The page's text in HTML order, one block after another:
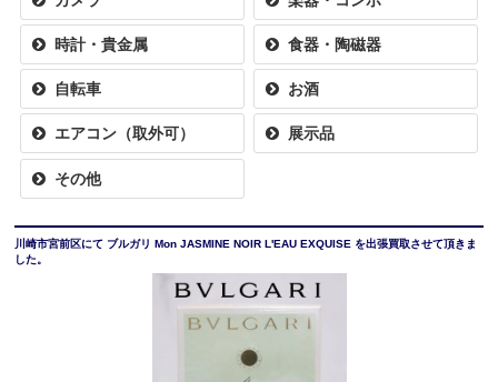
時計・貴金属 食器・陶磁器
自転車 お酒
エアコン（取外可） 展示品
その他
川崎市宮前区にて ブルガリ Mon JASMINE NOIR L'EAU EXQUISE を出張買取させて頂きま
した。